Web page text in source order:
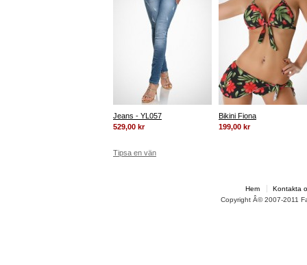
Jeans - YL057
529,00 kr
Bikini Fiona
199,00 kr
Tipsa en vän
Hem
Kontakta
Copyright Â© 2007-2011